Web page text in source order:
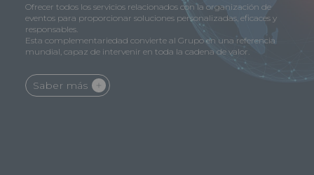
Ofrecer todos los servicios relacionados con la organización de
eventos para proporcionar soluciones personalizadas, eficaces y
responsables.
Esta complementariedad convierte al Grupo en una referencia
mundial, capaz de intervenir en toda la cadena de valor.
Saber más